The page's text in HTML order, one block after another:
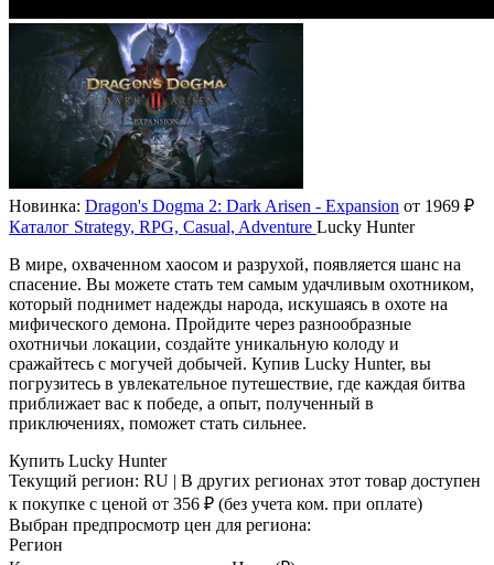
Новинка: Dragon's Dogma 2: Dark Arisen - Expansion от 1969 ₽
Каталог Strategy, RPG, Casual, Adventure Lucky Hunter
В мире, охваченном хаосом и разрухой, появляется шанс на
спасение. Вы можете стать тем самым удачливым охотником,
который поднимет надежды народа, искушаясь в охоте на
мифического демона. Пройдите через разнообразные
охотничьи локации, создайте уникальную колоду и
сражайтесь с могучей добычей. Купив Lucky Hunter, вы
погрузитесь в увлекательное путешествие, где каждая битва
приближает вас к победе, а опыт, полученный в
приключениях, поможет стать сильнее.
Купить Lucky Hunter
Текущий регион: RU | В других регионах этот товар доступен
к покупке с ценой от 356 ₽ (без учета ком. при оплате)
Выбран предпросмотр цен для региона:
Регион